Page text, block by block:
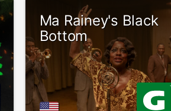
Ma Rainey's Black
Bottom